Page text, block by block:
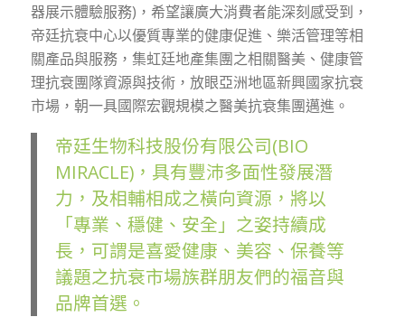
器展示體驗服務)，希望讓廣大消費者能深刻感受到，
帝廷抗衰中心以優質專業的健康促進、樂活管理等相
關產品與服務，集虹廷地產集團之相關醫美、健康管
理抗衰團隊資源與技術，放眼亞洲地區新興國家抗衰
市場，朝一具國際宏觀規模之醫美抗衰集團邁進。
帝廷生物科技股份有限公司(BIO
MIRACLE)，具有豐沛多面性發展潛
力，及相輔相成之橫向資源，將以
「專業、穩健、安全」之姿持續成
長，可謂是喜愛健康、美容、保養等
議題之抗衰市場族群朋友們的福音與
品牌首選。